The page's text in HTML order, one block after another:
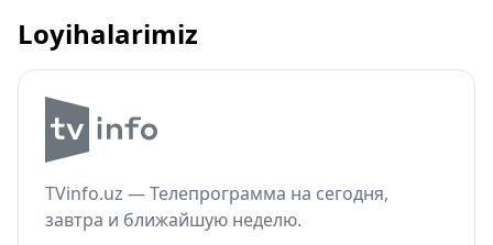
Loyihalarimiz
TVinfo.uz — Телепрограмма на сегодня,
завтра и ближайшую неделю.